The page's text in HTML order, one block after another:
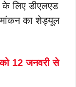
के लिए डीएलएड
का शेड्यूल
12 जनवरी से